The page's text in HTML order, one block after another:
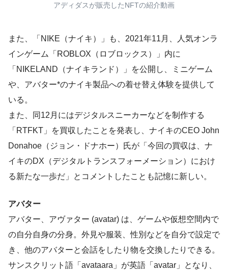
アディダスが販売したNFTの紹介動画
また、「NIKE（ナイキ）」も、2021年11月、人気オンラ
インゲーム「ROBLOX（ロブロックス）」内に
「NIKELAND（ナイキランド）」を公開し、ミニゲーム
や、アバター*のナイキ製品への着せ替え体験を提供して
いる。
また、同12月にはデジタルスニーカーなどを制作する
「RTFKT」を買収したことを発表し、ナイキのCEO John
Donahoe（ジョン・ドナホー）氏が「今回の買収は、ナ
イキのDX（デジタルトランスフォーメーション）におけ
る新たな一歩だ」とコメントしたことも記憶に新しい。
アバター
アバター、アヴァター (avatar) は、ゲームや仮想空間内で
の自分自身の分身。外見や服装、性別などを自分で設定で
き、他のアバターと会話をしたり物を交換したりできる。
サンスクリット語「avataara」が英語「avatar」となり、